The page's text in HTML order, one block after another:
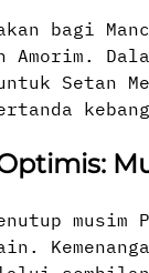
bagi
Amorim.
Setan